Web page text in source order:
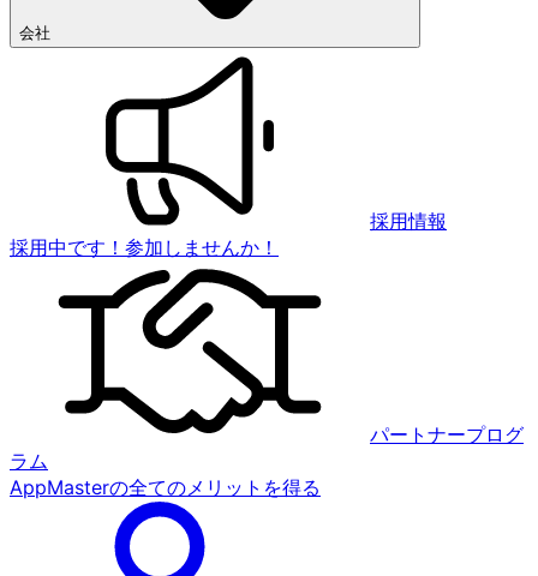
会社
採用情報
採用中です！参加しませんか！
パートナープログ
ラム
AppMasterの全てのメリットを得る